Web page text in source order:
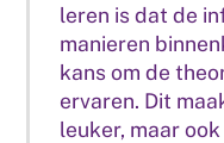
leren is dat de
manieren
kans om de
ervaren. Dit
leuker, maar